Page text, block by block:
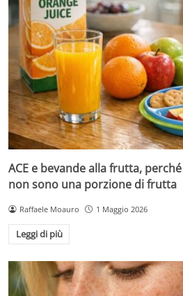
ACE e bevande alla frutta,
non sono una porzione di frutta
Raffaele Moauro 1 Maggio 2026
Leggi di più